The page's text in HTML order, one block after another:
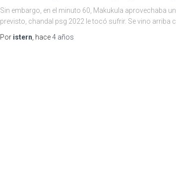
Sin embargo, en el minuto 60, Makukula aprovechaba
previsto, chandal psg 2022 le tocó sufrir. Se vino arriba
Por istern , hace4 años